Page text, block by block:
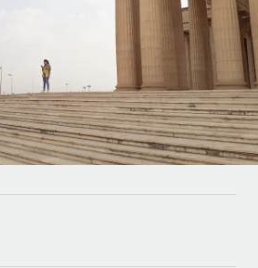
フローにシームレスに統合する
ム
の基本機能を内蔵
して、あらゆるAIツールをRemoteに接続
ールを活用して業務プロセスを効率化す
た人事ソリューションでチームを拡大する
ーバルHR
ジーパートナー
能を柔軟に自社プラットフォームへ統合
テンプレート